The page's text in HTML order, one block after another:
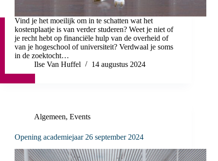
Vind je het moeilijk om in te schatten wat het
kostenplaatje is van verder studeren? Weet je niet of
je recht hebt op financiële hulp van de overheid of
van je hogeschool of universiteit? Verdwaal je soms
in de zoektocht…
Ilse Van Huffel
14 augustus 2024
Algemeen, Events
Opening academiejaar 26 september 2024